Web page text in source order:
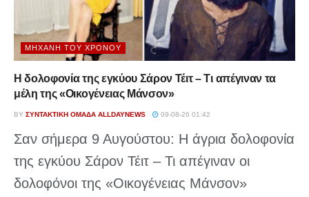
ΜΗΧΑΝΉ ΤΟΥ ΧΡΌΝΟΥ
Η δολοφονία της εγκύου Σάρον Τέιτ – Τι απέγιναν τα
μέλη της «Οικογένειας Μάνσον»
BY ΣΥΝΤΑΚΤΙΚΉ ΟΜΆΔΑ ALLDAYNEWS 09-08-26 01:42
Σαν σήμερα 9 Αυγούστου: Η άγρια δολοφονία
της εγκύου Σάρον Τέιτ – Τι απέγιναν οι
δολοφόνοι της «Οικογένειας Μάνσον»